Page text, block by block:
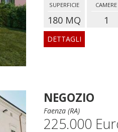
SUPERFICIE
180 MQ
CAMERE
1
DETTAGLI
NEGOZIO
Faenza (RA)
225.000